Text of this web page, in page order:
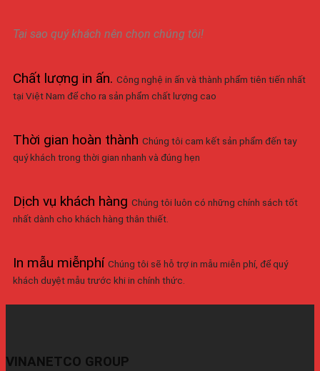
Tại sao quý khách nên chọn chúng tôi!
Chất lượng in ấn. Công nghệ in ấn và thành phẩm tiên tiến nhất
tại Việt Nam để cho ra sản phẩm chất lượng cao
Thời gian hoàn thành Chúng tôi cam kết sản phẩm đến tay
quý khách trong thời gian nhanh và đúng hẹn
Dịch vụ khách hàng Chúng tôi luôn có những chính sách tốt
nhất dành cho khách hàng thân thiết.
In mẫu miễnphí Chúng tôi sẽ hỗ trợ in mẫu miễn phí, để quý
khách duyệt mẫu trước khi in chính thức.
VINANETCO GROUP